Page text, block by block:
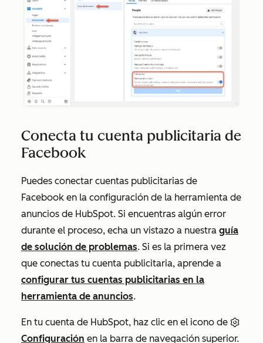
Conecta tu cuenta publicitaria de
Facebook
Puedes conectar cuentas publicitarias de
Facebook en la configuración de la herramienta de
anuncios de HubSpot. Si encuentras algún error
durante el proceso, echa un vistazo a nuestra guía
de solución de problemas. Si es la primera vez
que conectas tu cuenta publicitaria, aprende a
configurar tus cuentas publicitarias en la
herramienta de anuncios.
En tu cuenta de HubSpot, haz clic en el icono de
Configuración en la barra de navegación superior.